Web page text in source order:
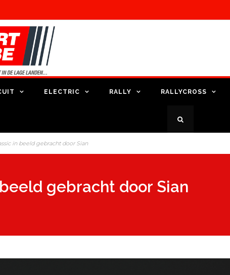
ELECTRIC RALLY RALLYCROSS
in beeld gebracht door Sian
gebracht door Sian